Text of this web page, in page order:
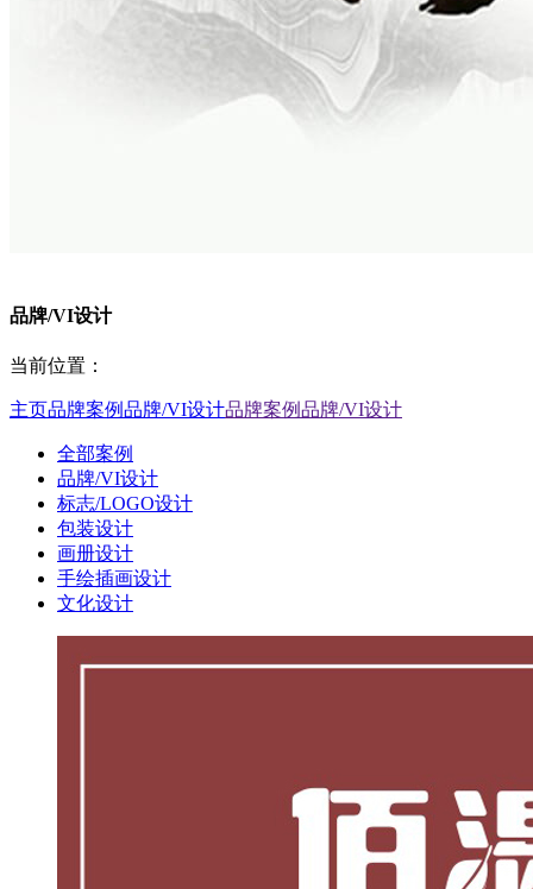
品牌/VI设计
当前位置：
主页品牌案例品牌/VI设计品牌案例品牌/VI设计
全部案例
品牌/VI设计
标志/LOGO设计
包装设计
画册设计
手绘插画设计
文化设计